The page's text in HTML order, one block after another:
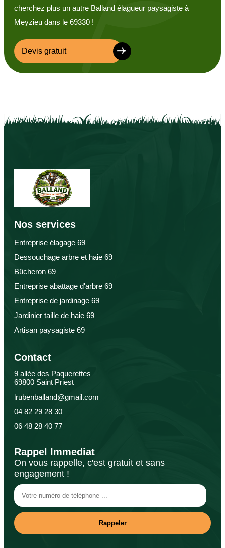
cherchez plus un autre Balland élagueur paysagiste à
Meyzieu dans le 69330 !
Devis gratuit
Nos services
Entreprise élagage 69
Dessouchage arbre et haie 69
Bûcheron 69
Entreprise abattage d'arbre 69
Entreprise de jardinage 69
Jardinier taille de haie 69
Artisan paysagiste 69
Contact
9 allée des Paquerettes
69800 Saint Priest
lrubenballand@gmail.com
04 82 29 28 30
06 48 28 40 77
Rappel Immediat
On vous rappelle, c'est gratuit et sans
engagement !